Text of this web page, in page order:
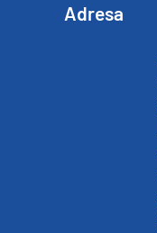
Adresa